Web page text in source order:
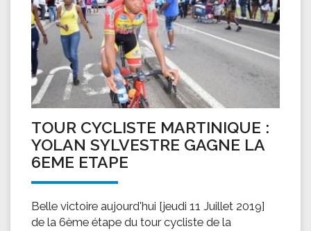
TOUR CYCLISTE MARTINIQUE :
YOLAN SYLVESTRE GAGNE LA
6EME ETAPE
Belle victoire aujourd'hui [jeudi 11 Juillet 2019]
de la 6ème étape du tour cycliste de la